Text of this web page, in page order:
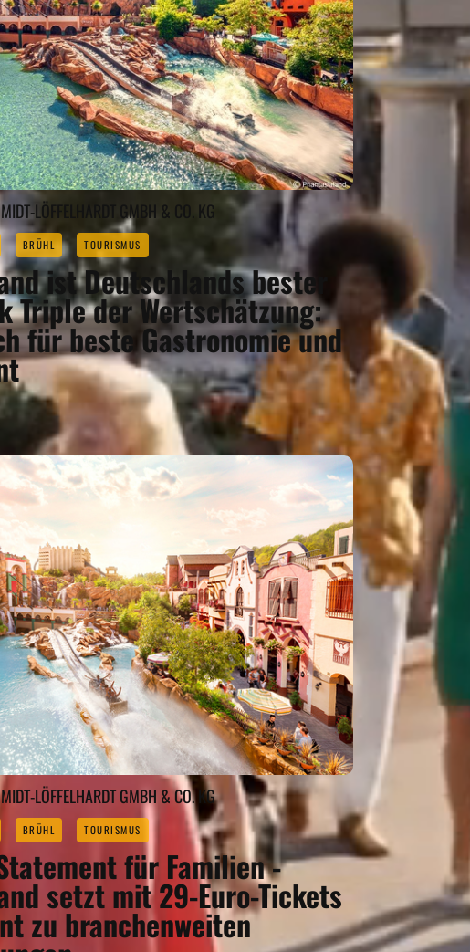
LÖFFELHARDT GMBH & CO. KG
BRÜHL TOURISMUS
ist Deutschlands bester
Triple der Wertschätzung:
für beste Gastronomie und
LÖFFELHARDT GMBH & CO. KG
BRÜHL TOURISMUS
für Familien -
setzt mit 29-Euro-Tickets
zu branchenweiten